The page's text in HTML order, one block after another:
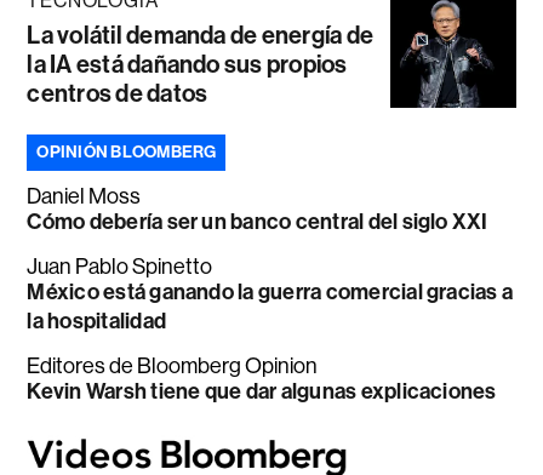
La volátil demanda de energía de
la IA está dañando sus propios
centros de datos
OPINIÓN BLOOMBERG
Daniel Moss
Cómo debería ser un banco central del siglo XXI
Juan Pablo Spinetto
México está ganando la guerra comercial gracias a
la hospitalidad
Editores de Bloomberg Opinion
Kevin Warsh tiene que dar algunas explicaciones